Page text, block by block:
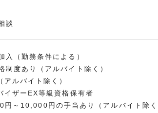
談
（勤務条件による）
度あり（アルバイト除く）
ルバイト除く）
イザーEX等級資格保有者
～10,000円の手当あり（アルバイト除く